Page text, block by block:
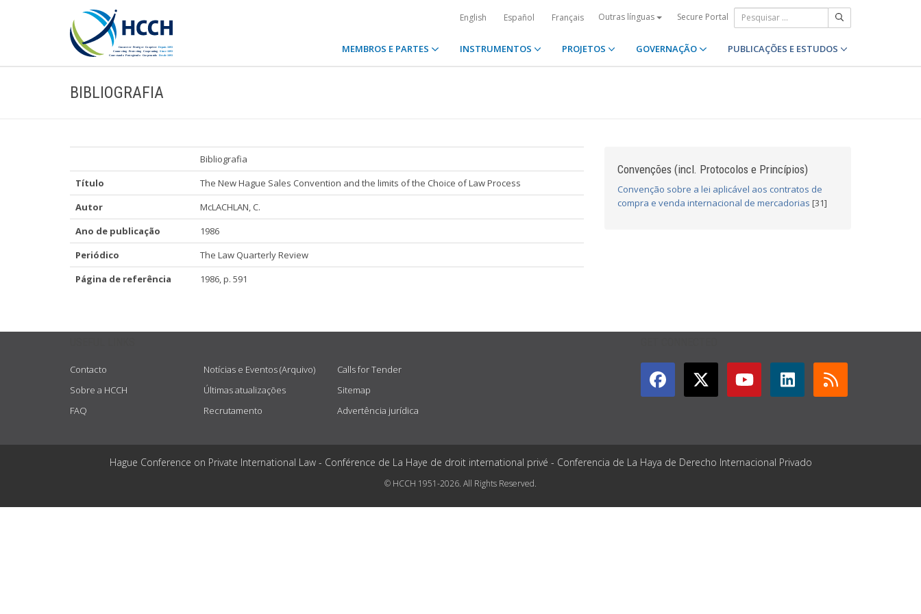
English Español Français Outras línguas Secure Portal
MEMBROS E PARTES INSTRUMENTOS PROJETOS GOVERNAÇÃO PUBLICAÇÕES E ESTUDOS
BIBLIOGRAFIA
Bibliografia
Título
The New Hague Sales Convention and the limits of the Choice of Law Process
Autor
McLACHLAN, C.
Ano de publicação
1986
Periódico
The Law Quarterly Review
Página de referência
1986, p. 591
Convenções (incl. Protocolos e Princípios)
Convenção sobre a lei aplicável aos contratos de
compra e venda internacional de mercadorias [31]
Contacto
Sobre a HCCH
FAQ
Notícias e Eventos (Arquivo)
Últimas atualizações
Recrutamento
Calls for Tender
Sitemap
Advertência jurídica
Hague Conference on Private International Law - Conférence de La Haye de droit international privé - Conferencia de La Haya de Derecho Internacional Privado
© HCCH 1951-2026. All Rights Reserved.